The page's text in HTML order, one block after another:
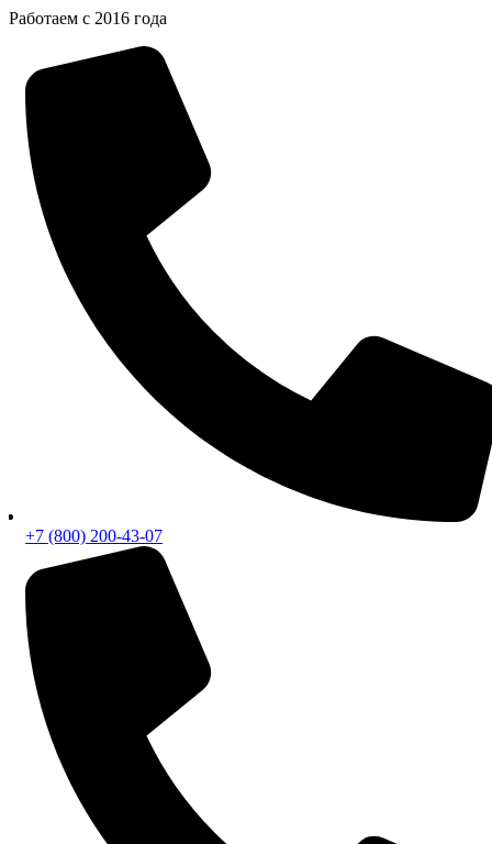
Перейти
содержимому
Работаем с 2016 года
+7 (800) 200-43-07